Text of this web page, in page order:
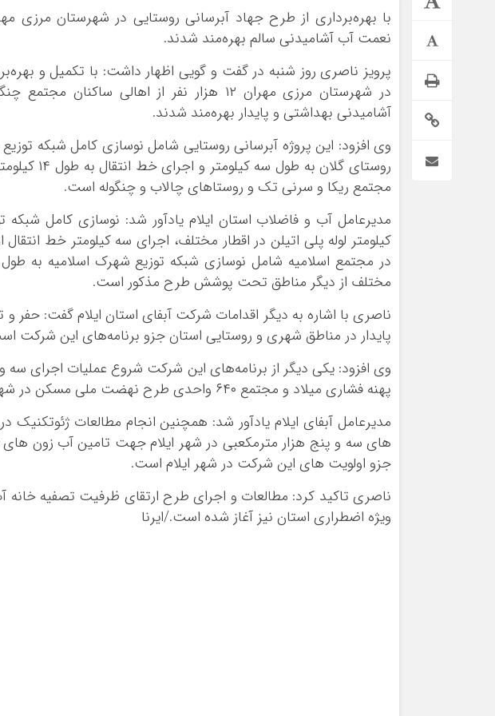
دفاع مقدس
بین الملل
آسیای غربی
آمریکا و اروپا
فیلم
گالری
صوت و
نعمت آب آشامیدنی سالم بهره‌مند شدند.
پرویز ناصری روز شنبه در گفت و گویی اظهار داشت: با تکمیل و
در شهرستان مرزی مهران ۱۲ هزار نفر از اهالی
آشامیدنی بهداشتی و پایدار بهره‌مند شدند.
وی افزود: این پروژه آبرسانی روستایی شامل نوسازی کامل شبکه
مجتمع ریکا و سرنی تک و روستاهای چالاب و چنگوله است.
در مجتمع اسلامیه شامل نوسازی شبکه توزیع شهرک اسلامیه به طول
مختلف از دیگر مناطق تحت پوشش طرح مذکور است.
پایدار در مناطق شهری و روستایی استان جزو برنامه‌های این شرکت
وی افزود: یکی دیگر از برنامه‌های این شرکت شروع عملیات اجرای سه
پهنه فشاری میلاد و مجتمع ۶۴۰ واحدی طرح نهضت ملی مسکن در شهر ایلام است.
های سه و پنج هزار مترمکعبی در شهر ایلام جهت تامین آب زون
جزو اولویت های این شرکت در شهر ایلام است.
ویژه اضطراری استان نیز آغاز شده است./ایرنا